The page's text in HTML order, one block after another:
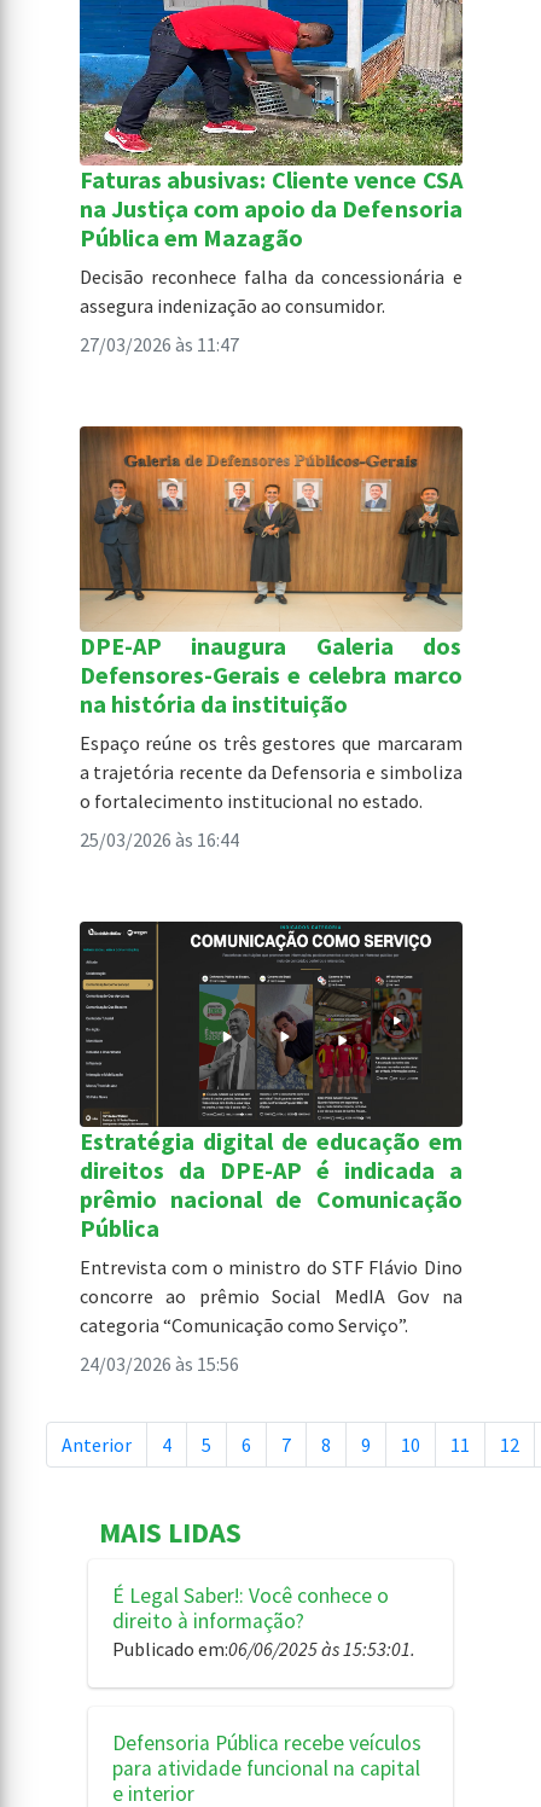
Faturas abusivas: Cliente vence CSA
na Justiça com apoio da Defensoria
Pública em Mazagão
Decisão reconhece falha da concessionária e
assegura indenização ao consumidor.
27/03/2026 às 11:47
DPE-AP inaugura Galeria dos
Defensores-Gerais e celebra marco
na história da instituição
Espaço reúne os três gestores que marcaram
a trajetória recente da Defensoria e simboliza
o fortalecimento institucional no estado.
25/03/2026 às 16:44
Estratégia digital de educação em
direitos da DPE-AP é indicada a
prêmio nacional de Comunicação
Pública
Entrevista com o ministro do STF Flávio Dino
concorre ao prêmio Social MedIA Gov na
categoria “Comunicação como Serviço”.
24/03/2026 às 15:56
Anterior 4 5 6 7 8 9 10 11 12
MAIS LIDAS
É Legal Saber!: Você conhece o
direito à informação?
Publicado em:06/06/2025 às 15:53:01.
Defensoria Pública recebe veículos
para atividade funcional na capital
e interior